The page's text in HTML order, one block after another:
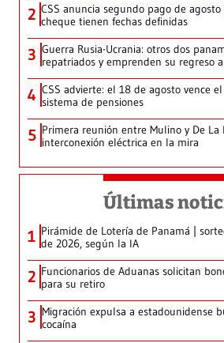
2 CSS anuncia segundo pago de
cheque tienen fechas definidas
3 Guerra Rusia-Ucrania: otros dos
repatriados y emprenden su regreso
4 CSS advierte: el 18 de agosto vence
sistema de pensiones
5 Primera reunión entre Mulino y De La
interconexión eléctrica en la mira
Últimas
1 Pirámide de Lotería de Panamá |
de 2026, según la IA
2 Funcionarios de Aduanas solicitan
para su retiro
3 Migración expulsa a estadounidense
cocaína